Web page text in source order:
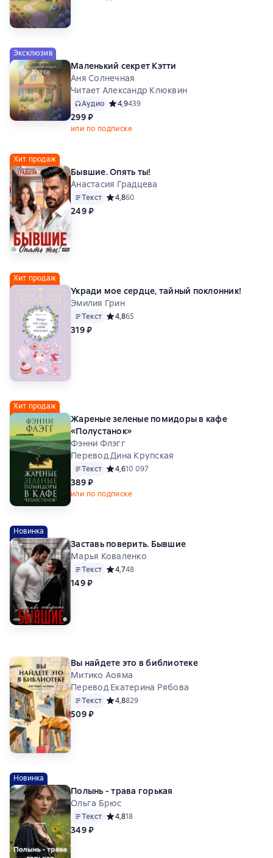
Эксклюзив
Маленький секрет Кэтти
Аня Солнечная
Читает Александр Клюквин
Аудио Средний рейтинг 4,9 на основе 439 оценок
4,9439
299 ₽
или по подписке
Хит продаж
Бывшие. Опять ты!
Анастасия Градцева
Текст Средний рейтинг 4,8 на основе 60 оценок
4,860
249 ₽
Хит продаж
Укради мое сердце, тайный поклонник!
Эмилия Грин
Текст Средний рейтинг 4,8 на основе 65 оценок
4,865
319 ₽
Хит продаж
Жареные зеленые помидоры в кафе
«Полустанок»
Фэнни Флэгг
Перевод Дина Крупская
Текст Средний рейтинг 4,6 на основе 10097 оценок
4,610 097
389 ₽
или по подписке
Новинка
18+
Заставь поверить. Бывшие
Марья Коваленко
Текст Средний рейтинг 4,7 на основе 48 оценок
4,748
149 ₽
Вы найдете это в библиотеке
Митико Аояма
Перевод Екатерина Рябова
Текст Средний рейтинг 4,8 на основе 829 оценок
4,8829
509 ₽
Новинка
Полынь - трава горькая
Ольга Брюс
Текст Средний рейтинг 4,8 на основе 18 оценок
4,818
349 ₽